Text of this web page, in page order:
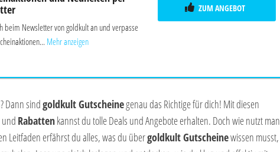
beim Newsletter von goldkult an und verpasse
Mehr anzeigen
ZUM ANGEBOT
Dann sindgoldkult Gutscheinegenau das Richtige für dich! Mit diesen
und Rabattenkannst du tolle Deals und Angebote erhalten. Doch wie nutzt man
Leitfaden erfährst du alles, was du übergoldkult Gutscheinewissen musst,